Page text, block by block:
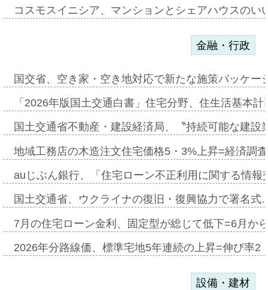
コスモスイニシア、マンションとシェアハウスの
金融・行政
国交省、空き家・空き地対応で新たな施策パッケ
「2026年版国土交通白書」住宅分野、住生活基本
国土交通省不動産・建設経済局、〝持続可能な建
地域工務店の木造注文住宅価格5・3%上昇=経済調
auじぶん銀行、「住宅ローン不正利用に関する情
国土交通省、ウクライナの復旧・復興協力で署名
7月の住宅ローン金利、固定型が総じて低下=6月か
2026年分路線価、標準宅地5年連続の上昇=伸び率
設備・建材